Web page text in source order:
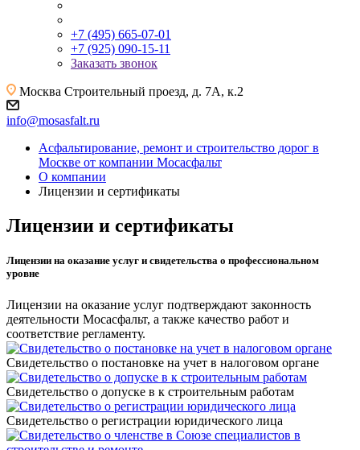
+7 (495) 665-07-01
+7 (925) 090-15-11
Заказать звонок
Москва Строительный проезд, д. 7А, к.2
info@mosasfalt.ru
Асфальтирование, ремонт и строительство дорог в
Москве от компании Мосасфальт
О компании
Лицензии и сертификаты
Лицензии и сертификаты
Лицензии на оказание услуг и свидетельства о профессиональном
уровне
Лицензии на оказание услуг подтверждают законность
деятельности Мосасфальт, а также качество работ и
соответствие регламенту.
Свидетельство о постановке на учет в налоговом органе
Свидетельство о допуске в к строительным работам
Свидетельство о регистрации юридического лица